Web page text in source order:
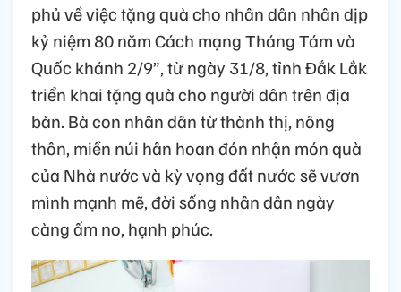
phủ về việc tặng quà cho nhân dân nhân dịp
kỷ niệm 80 năm Cách mạng Tháng Tám và
Quốc khánh 2/9”, từ ngày 31/8, tỉnh Đắk Lắk
triển khai tặng quà cho người dân trên địa
bàn. Bà con nhân dân từ thành thị, nông
thôn, miền núi hân hoan đón nhận món quà
của Nhà nước và kỳ vọng đất nước sẽ vươn
mình mạnh mẽ, đời sống nhân dân ngày
càng ấm no, hạnh phúc.